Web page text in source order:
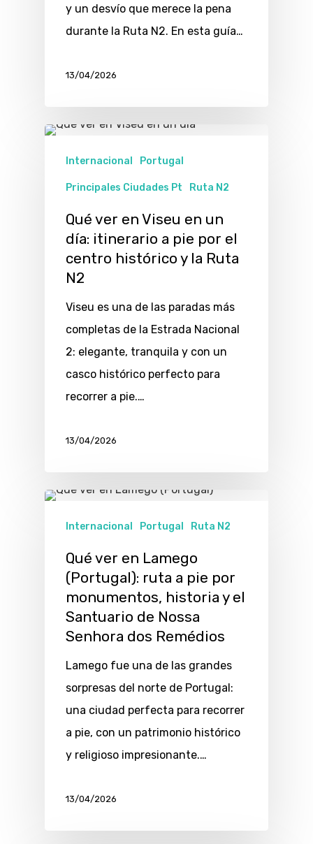
y un desvío que merece la pena
durante la Ruta N2. En esta guía…
13/04/2026
Internacional Portugal
Principales Ciudades Pt Ruta N2
Qué ver en Viseu en un
día: itinerario a pie por el
centro histórico y la Ruta
N2
Viseu es una de las paradas más
completas de la Estrada Nacional
2: elegante, tranquila y con un
casco histórico perfecto para
recorrer a pie.…
13/04/2026
Internacional Portugal Ruta N2
Qué ver en Lamego
(Portugal): ruta a pie por
monumentos, historia y el
Santuario de Nossa
Senhora dos Remédios
Lamego fue una de las grandes
sorpresas del norte de Portugal:
una ciudad perfecta para recorrer
a pie, con un patrimonio histórico
y religioso impresionante.…
13/04/2026